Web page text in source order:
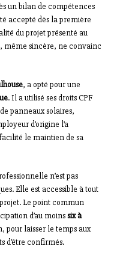
un bilan de compétences
accepté dès la première
du projet présenté au
même sincère, ne convainc
, a opté pour une
. Il a utilisé ses droits CPF
panneaux solaires,
d’origine l’a
le maintien de sa
n’est pas
Elle est accessible à tout
Le point commun
d’au moinssix à
pour laisser le temps aux
d’être confirmés.